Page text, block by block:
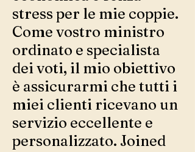
stress per le mie coppie.
Come vostro ministro
ordinato e specialista
dei voti, il mio obiettivo
è assicurarmi che tutti i
miei clienti ricevano un
servizio eccellente e
personalizzato. Joined